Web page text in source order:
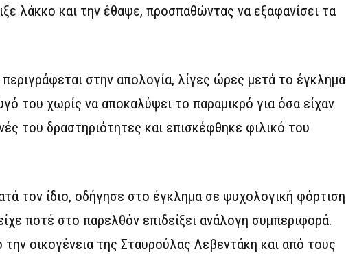
λάκκο και την έθαψε, προσπαθώντας να εξαφανίσει τα
στην απολογία, λίγες ώρες μετά το έγκλημα
του χωρίς να αποκαλύψει το παραμικρό για όσα είχαν
του δραστηριότητες και επισκέφθηκε φιλικό του
τον ίδιο, οδήγησε στο έγκλημα σε ψυχολογική φόρτιση
ποτέ στο παρελθόν επιδείξει ανάλογη συμπεριφορά.
οικογένεια της Σταυρούλας Λεβεντάκη και από τους